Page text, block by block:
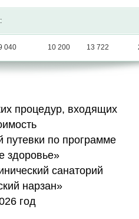
040 10 200 13 722
процедур, входящих
путевки по программе
здоровье»
санаторий
нарзан»
год